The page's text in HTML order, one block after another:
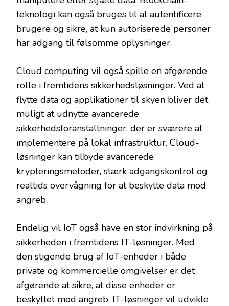
teknologi kan også bruges til at autentificere
brugere og sikre, at kun autoriserede personer
har adgang til følsomme oplysninger.
Cloud computing vil også spille en afgørende
rolle i fremtidens sikkerhedsløsninger. Ved at
flytte data og applikationer til skyen bliver det
muligt at udnytte avancerede
sikkerhedsforanstaltninger, der er sværere at
implementere på lokal infrastruktur. Cloud-
løsninger kan tilbyde avancerede
krypteringsmetoder, stærk adgangskontrol og
realtids overvågning for at beskytte data mod
angreb.
Endelig vil IoT også have en stor indvirkning på
sikkerheden i fremtidens IT-løsninger. Med
den stigende brug af IoT-enheder i både
private og kommercielle omgivelser er det
afgørende at sikre, at disse enheder er
beskyttet mod angreb. IT-løsninger vil udvikle